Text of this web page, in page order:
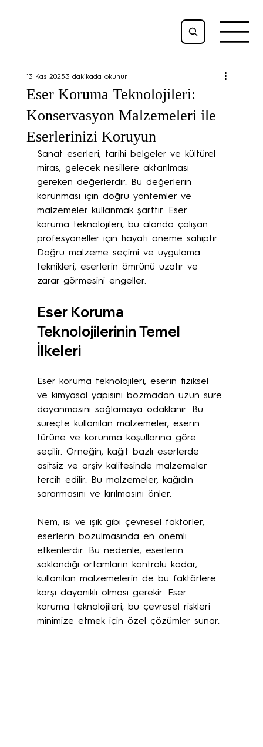
Eser Koruma Teknolojileri:
Konservasyon Malzemeleri ile
Eserlerinizi Koruyun
13 Kas 20253 dakikada okunur
Sanat eserleri, tarihi belgeler ve kültürel
miras, gelecek nesillere aktarılması
gereken değerlerdir. Bu değerlerin
korunması için doğru yöntemler ve
malzemeler kullanmak şarttır. Eser
koruma teknolojileri, bu alanda çalışan
profesyoneller için hayati öneme sahiptir.
Doğru malzeme seçimi ve uygulama
teknikleri, eserlerin ömrünü uzatır ve
zarar görmesini engeller.
Eser Koruma
Teknolojilerinin Temel
İlkeleri
Eser koruma teknolojileri, eserin fiziksel
ve kimyasal yapısını bozmadan uzun süre
dayanmasını sağlamaya odaklanır. Bu
süreçte kullanılan malzemeler, eserin
türüne ve korunma koşullarına göre
seçilir. Örneğin, kağıt bazlı eserlerde
asitsiz ve arşiv kalitesinde malzemeler
tercih edilir. Bu malzemeler, kağıdın
sararmasını ve kırılmasını önler.
Nem, ısı ve ışık gibi çevresel faktörler,
eserlerin bozulmasında en önemli
etkenlerdir. Bu nedenle, eserlerin
saklandığı ortamların kontrolü kadar,
kullanılan malzemelerin de bu faktörlere
karşı dayanıklı olması gerekir. Eser
koruma teknolojileri, bu çevresel riskleri
minimize etmek için özel çözümler sunar.